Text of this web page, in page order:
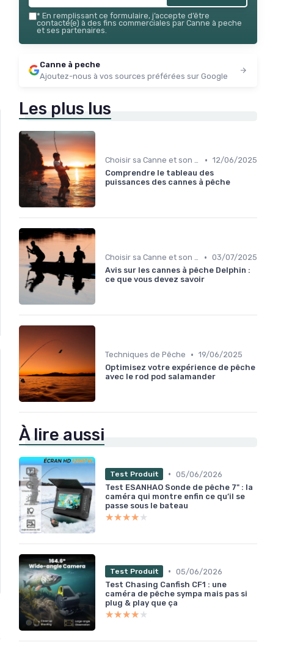
* En remplissant ce formulaire, j’accepte d’être
contacté(e) à des fins commerciales par Canne à peche
et ses partenaires.
Canne à peche
Ajoutez-nous à vos sources préférées sur Google
Les plus lus
Choisir sa Canne et son Équipement • 12/06/2025
Comprendre le tableau des
puissances des cannes à pêche
Choisir sa Canne et son Équipement • 03/07/2025
Avis sur les cannes à pêche Delphin :
ce que vous devez savoir
Techniques de Pêche • 19/06/2025
Optimisez votre expérience de pêche
avec le rod pod salamander
À lire aussi
Test Produit • 05/06/2026
Test ESANHAO Sonde de pêche 7" : la
caméra qui montre enfin ce qu’il se
passe sous le bateau
★★★★★
★★★★★
Test Produit • 05/06/2026
Test Chasing Canfish CF1 : une
caméra de pêche sympa mais pas si
plug & play que ça
★★★★★
★★★★★